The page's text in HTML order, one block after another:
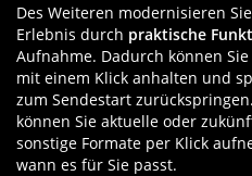
Des Weiteren modernisieren
Erlebnis durch praktische
Aufnahme. Dadurch können
mit einem Klick anhalten und
zum Sendestart
können Sie aktuelle oder
sonstige Formate per Klick
wann es für Sie passt.